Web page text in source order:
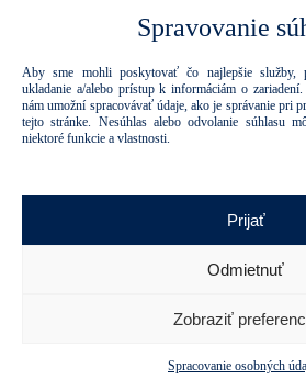
Spravovanie
Aby sme mohli poskytovať čo najlepšie služby,
ukladanie a/alebo prístup k informáciám o
nám umožní spracovávať údaje, ako je správanie pri
tejto stránke. Nesúhlas alebo odvolanie súhlasu
niektoré funkcie a vlastnosti.
Prijať
Odmietnuť
Zobraziť
Spracovanie osobných
Súhlasím s použitím mojich osobných
účely.
Formulár sa nepodarilo odoslať.
Tieto stránky sú chránené reCAPTCHA a